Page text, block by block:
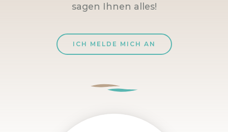
sagen Ihnen alles!
ICH MELDE MICH AN